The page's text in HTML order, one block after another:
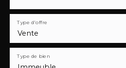
Vente
Type d'offre
Type de bien